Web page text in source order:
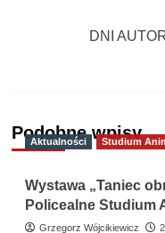
DNI
Podobne wpisy
Aktualności Studium
Wystawa „Taniec
Policealne Studium
Grzegorz Wójcikiewicz